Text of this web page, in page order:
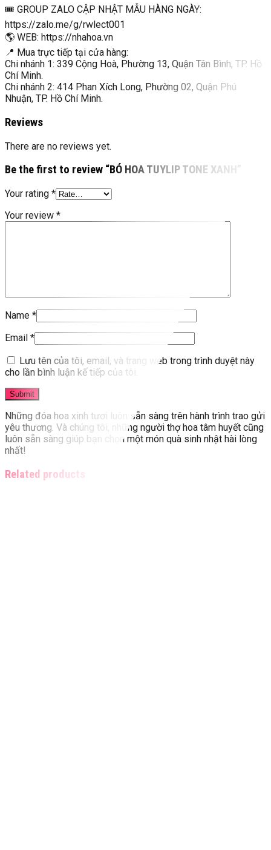
🎟 GROUP ZALO CẬP NHẬT MẪU HÀNG NGÀY:
https://zalo.me/g/rwlect001
🌎 WEB: https://nhahoa.vn
📍 Mua trực tiếp tại cửa hàng:
Chi nhánh 1: 339 Cộng Hoà, Phường 13, Quận Tân Bình, TP. Hồ
Chí Minh.
Chi nhánh 2: 414 Phan Xích Long, Phường 02, Quận Phú
Nhuận, TP. Hồ Chí Minh.
Reviews
There are no reviews yet.
Be the first to review “BÓ HOA TUYLIP TONE XANH”
Your rating *
Your review *
Name *
Email *
Lưu tên của tôi, email, và trang web trong trình duyệt này
cho lần bình luận kế tiếp của tôi.
Những đóa hoa xinh tươi luôn sẵn sàng trên hành trình trao gửi
yêu thương. Và chúng tôi, những người thợ hoa tâm huyết cũng
luôn sẵn sàng giúp bạn chọn một món quà sinh nhật hài lòng
nhất!
Related products